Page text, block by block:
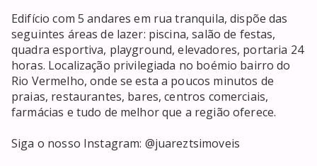
Edifício com 5 andares em rua tranquila, dispõe das
seguintes áreas de lazer: piscina, salão de festas,
quadra esportiva, playground, elevadores, portaria 24
horas. Localização privilegiada no boémio bairro do
Rio Vermelho, onde se esta a poucos minutos de
praias, restaurantes, bares, centros comerciais,
farmácias e tudo de melhor que a região oferece.
Siga o nosso Instagram: @juareztsimoveis